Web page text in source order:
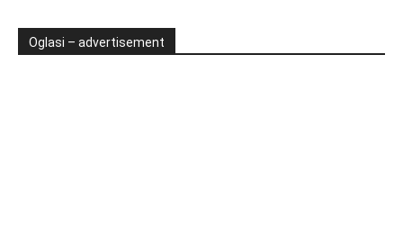
Oglasi – advertisement